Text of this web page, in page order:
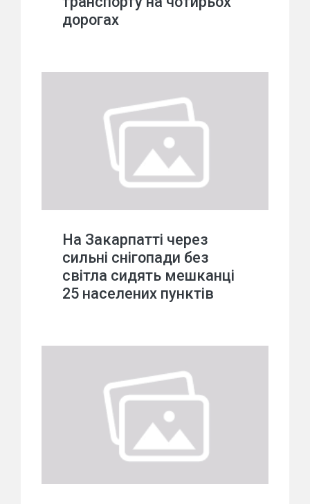
дорогах
На Закарпатті через
сильні снігопади без
світла сидять мешканці
25 населених пунктів